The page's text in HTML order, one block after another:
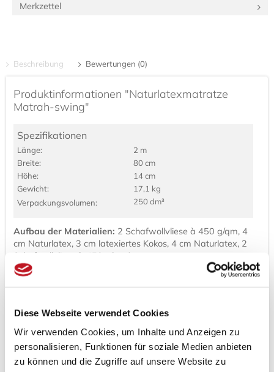
Diese Webseite verwendet Cookies
Wir verwenden Cookies, um Inhalte und Anzeigen zu
personalisieren, Funktionen für soziale Medien anbieten
zu können und die Zugriffe auf unsere Website zu
Merkzettel
Beschreibung Bewertungen (0)
Produktinformationen "Naturlatexmatratze
Matrah-swing"
Spezifikationen
Länge:
2 m
Breite:
80 cm
Höhe:
14 cm
Gewicht:
17,1 kg
Verpackungs­volumen:
250 dm³
Aufbau der Materialien: 2 Schafwollvliese à 450 g/qm, 4
cm Naturlatex, 3 cm latexiertes Kokos, 4 cm Naturlatex, 2
Schafwollvliees à 450 g/qm.*
Höhe der Matratze:
oben abgebildeten Materialien, nur mit einer zusätzlichen
Rosshaarlage 900 g/qm
Höhe der Matratze:ca. 14 cm
Sondergrößen: Sondergrößen sind auf Anfrage möglich.